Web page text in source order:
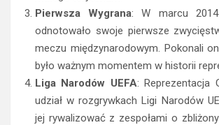
Pierwsza Wygrana: W marcu
odnotowało swoje pierwsze
meczu międzynarodowym. Pokonali
było ważnym momentem w historii
Liga Narodów UEFA: Reprezentacja
udział w rozgrywkach Ligi Narodów
jej rywalizować z zespołami o